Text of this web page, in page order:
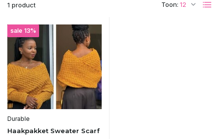
1 product Toon:
sale 13%
Durable
Haakpakket Sweater Scarf